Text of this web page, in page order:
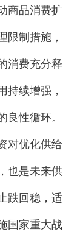
商品消费扩
限制措施，
消费充分释
持续增强，
良性循环。
对优化供给
也是未来供
跌回稳，适
国家重大战